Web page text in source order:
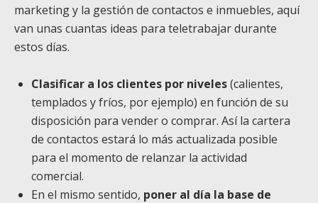
marketing y la gestión de contactos e inmuebles, aquí
van unas cuantas ideas para teletrabajar durante
estos días.
Clasificar a los clientes por niveles(calientes,
templados y fríos, por ejemplo) en función de su
disposición para vender o comprar. Así la cartera
de contactos estará lo más actualizada posible
para el momento de relanzar la actividad
comercial.
En el mismo sentido, poner al día la base de